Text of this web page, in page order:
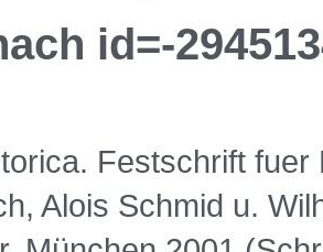
id=-
Festschrift
Alois Schmid u.